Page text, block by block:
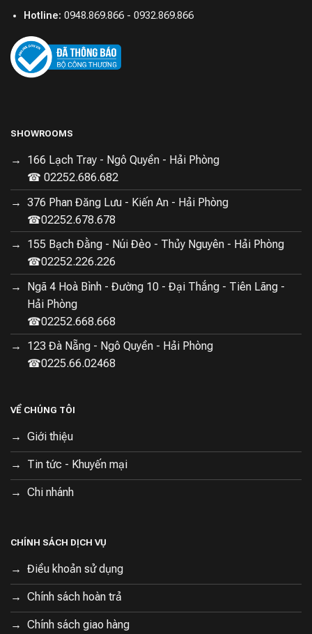
Hotline: 0948.869.866 - 0932.869.866
SHOWROOMS
166 Lạch Tray - Ngô Quyền - Hải Phòng
☎ 02252.686.682
376 Phan Đăng Lưu - Kiến An - Hải Phòng
☎02252.678.678
155 Bạch Đằng - Núi Đèo - Thủy Nguyên - Hải Phòng
☎02252.226.226
Ngã 4 Hoà Bình - Đường 10 - Đại Thắng - Tiên Lãng -
Hải Phòng
☎02252.668.668
123 Đà Nẵng - Ngô Quyền - Hải Phòng
☎0225.66.02468
VỀ CHÚNG TÔI
Giới thiệu
Tin tức - Khuyến mại
Chi nhánh
CHÍNH SÁCH DỊCH VỤ
Điều khoản sử dụng
Chính sách hoàn trả
Chính sách giao hàng